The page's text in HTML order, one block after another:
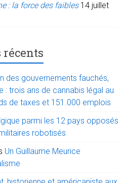
: la force des faibles 14 juillet
récents
des gouvernements fauchés,
: trois ans de cannabis légal au
de taxes et 151.000 emplois
parmi les 12 pays opposés
robotisés
Un Guillaume Meurice